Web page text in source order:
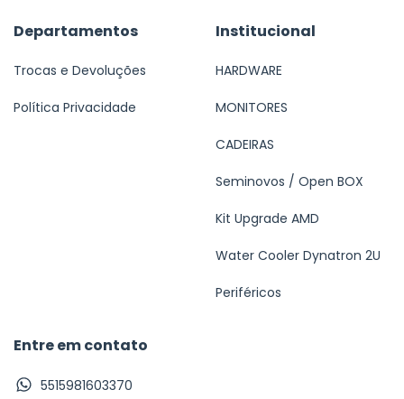
Departamentos
Trocas e Devoluções
Política Privacidade
Institucional
HARDWARE
MONITORES
CADEIRAS
Seminovos / Open BOX
Kit Upgrade AMD
Water Cooler Dynatron 2U
Periféricos
Entre em contato
5515981603370